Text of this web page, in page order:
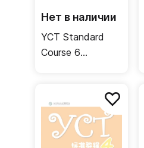
Нет в наличии
YCT Standard
Course 6